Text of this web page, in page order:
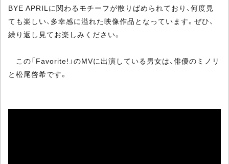
BYE APRILに関わるモチーフが散りばめられており、何度見
ても楽しい、多幸感に溢れた映像作品となっています。ぜひ、
繰り返し見てお楽しみください。
この「Favorite!」のMVに出演している男女は、俳優のミノリ
と松尾啓希です。